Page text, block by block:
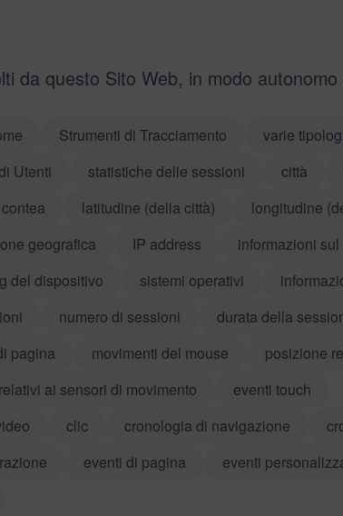
da questo Sito Web, in modo
Strumenti di Tracciamento
varie
Utenti statistiche delle sessioni città
contea latitudine (della città)
longitudine
geografica IP address
informazioni
del dispositivo sistemi operativi
numero di sessioni
durata della
pagina
movimenti del mouse
posizione
ai sensori di movimento
eventi touch
clic cronologia di navigazione
eventi di pagina
eventi